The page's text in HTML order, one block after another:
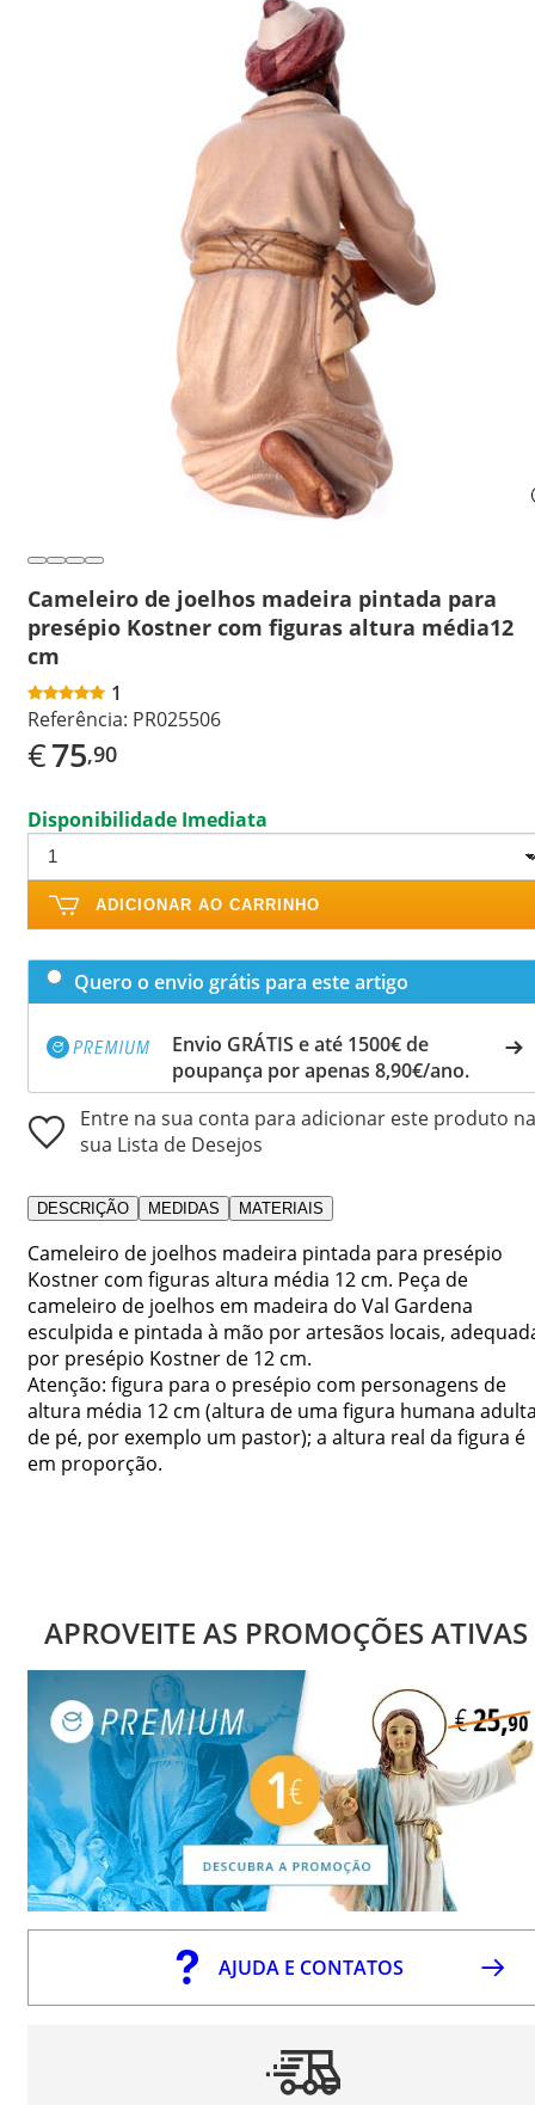
Cameleiro de joelhos madeira pintada para
presépio Kostner com figuras altura média12
cm
1
Referência: PR025506
€75,90
Disponibilidade Imediata
ADICIONAR AO CARRINHO
Quero o envio grátis para este artigo
Envio GRÁTIS e até 1500€ de
poupança por apenas 8,90€/ano.
Entre na sua conta para adicionar este produto na
sua Lista de Desejos
DESCRIÇÃO MEDIDAS MATERIAIS
Cameleiro de joelhos madeira pintada para presépio
Kostner com figuras altura média 12 cm. Peça de
cameleiro de joelhos em madeira do Val Gardena
esculpida e pintada à mão por artesãos locais,
por presépio Kostner de 12 cm.
Atenção: figura para o presépio com personagens de
altura média 12 cm (altura de uma figura humana
de pé, por exemplo um pastor); a altura real da figura é
em proporção.
APROVEITE AS PROMOÇÕES ATIVAS
AJUDA E CONTATOS